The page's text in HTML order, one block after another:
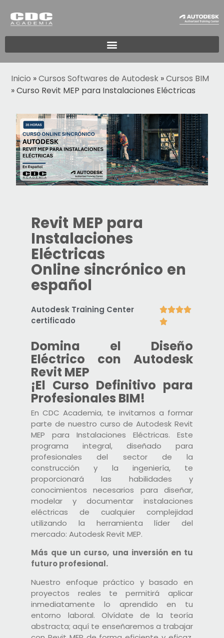
Inicio »Cursos Softwares de Autodesk »Cursos BIM
»Curso Revit MEP para Instalaciones Eléctricas
Revit MEP para
Instalaciones
Eléctricas
Online sincrónico en
español
Autodesk Training Center
certificado


Domina el Diseño
Eléctrico con Autodesk
Revit MEP
¡El Curso Definitivo para
Profesionales BIM!
En CDC Academia, te invitamos a formar
parte de nuestro curso de Autodesk Revit
MEP para Instalaciones Eléctricas. Este
programa integral, diseñado para
profesionales del sector de la
construcción y la ingeniería, te
proporcionará las habilidades y
conocimientos necesarios para diseñar,
modelar y documentar instalaciones
eléctricas de cualquier complejidad
utilizando la herramienta líder del
mercado: Autodesk Revit MEP.
Más que un curso, una inversión en tu
futuro profesional.
Nuestro enfoque práctico y basado en
proyectos reales te permitirá aplicar
inmediatamente lo aprendido en tu
entorno laboral. Olvídate de la teoría
abstracta; aquí te enseñaremos a trabajar